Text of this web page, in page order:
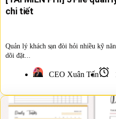
chi tiết
Quản lý khách sạn đòi hỏi nhiều kỹ
dõi đặt...
CEO Xuân Tấn